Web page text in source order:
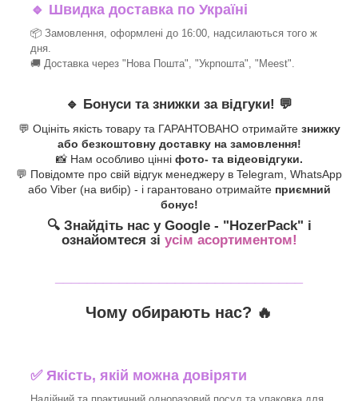
🔹 Швидка доставка по Україні
📦 Замовлення, оформлені до 16:00, надсилаються того ж
дня.
🚚 Доставка через "Нова Пошта", "Укрпошта", "Meest".
🔹 Бонуси та знижки за відгуки! 💬
💬 Оцініть якість товару та ГАРАНТОВАНО отримайте знижку
або безкоштовну доставку на замовлення!
📸 Нам особливо цінні фото- та відеовідгуки.
💬 Повідомте про свій відгук менеджеру в Telegram, WhatsApp
або Viber (на вибір) - і гарантовано отримайте приємний
бонус!
🔍 Знайдіть нас у Google - "HozerPack" і
ознайомтеся зі усім асортиментом!
Чому обирають нас? 🔥
✅ Якість, якій можна довіряти